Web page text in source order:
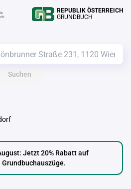
REPUBLIK ÖSTERREICH
GRUNDBUCH
Suchen
Jetzt 20% Rabatt auf